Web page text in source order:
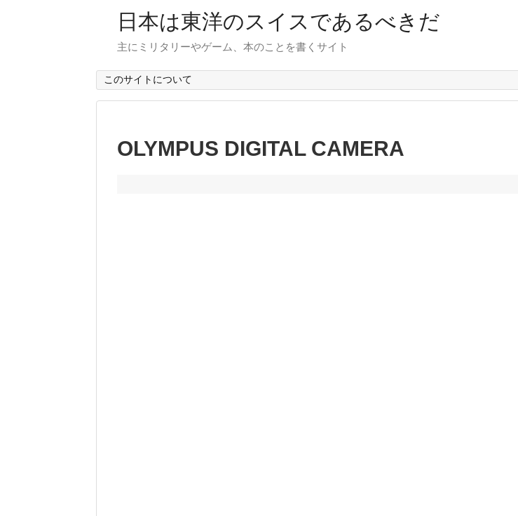
日本は東洋のスイスであるべきだ
主にミリタリーやゲーム、本のことを書くサイト
このサイトについて
OLYMPUS DIGITAL CAMERA